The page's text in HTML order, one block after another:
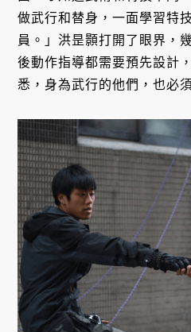
做武行和替身，一面學習特
員。」洪昰顥打開了眼界，
後動作指導都需要預先設計
悉，身為武行的他們，也必